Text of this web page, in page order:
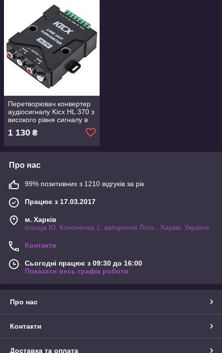
Перетворювач конвертер
аудіосигналу Kicx HL 370 з
високого рівня сигналу в
підключення підсилювача
1 130 ₴
Про нас
99% позитивних з 1210 відгуків за рік
Працює з 17.03.2017
м. Харків
площа Ю. Кононенка 1, авторинок Лоск., Харків, Україна
Контакти
Сьогодні працює з 09:30 до 16:00
Показати весь графік роботи
Про нас
Контакти
Доставка та оплата